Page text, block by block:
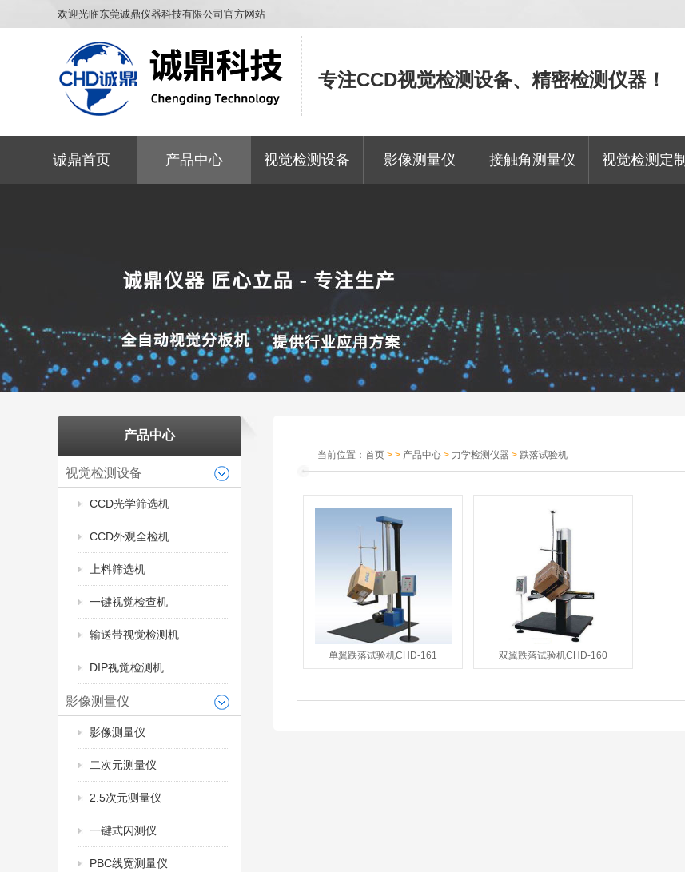
欢迎光临东莞诚鼎仪器科技有限公司官方网站
专注CCD视觉检测设备、精密检测仪器！
诚鼎首页 产品中心 视觉检测设备 影像测量仪 接触角测量仪 视觉检测定制
产品中心
视觉检测设备
CCD光学筛选机
CCD外观全检机
上料筛选机
一键视觉检查机
输送带视觉检测机
DIP视觉检测机
影像测量仪
影像测量仪
二次元测量仪
2.5次元测量仪
一键式闪测仪
PBC线宽测量仪
当前位置： 首页 > > 产品中心 > 力学检测仪器 > 跌落试验机
单翼跌落试验机CHD-161 双翼跌落试验机CHD-160